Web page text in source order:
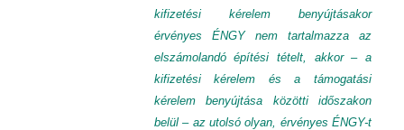
kifizetési kérelem benyújtásakor
érvényes ÉNGY nem tartalmazza az
elszámolandó építési tételt, akkor – a
kifizetési kérelem és a támogatási
kérelem benyújtása közötti időszakon
belül – az utolsó olyan, érvényes ÉNGY-t